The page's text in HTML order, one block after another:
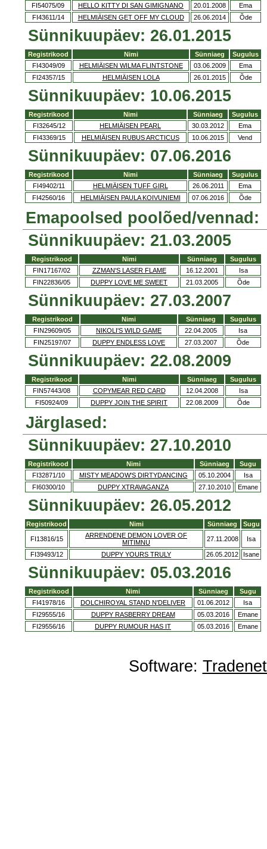
FI54075/09 HELLO KITTY DI SAN GIMIGNANO 20.01.2008
Ema
FI43611/14
HELMIÄISEN GET OFF MY CLOUD 26.06.2014 Õde
Sünnikuupäev: 26.01.2015
Registrikood Nimi Sünniaeg
Sugulus
FI43049/09
HELMIÄISEN WILMA FLINTSTONE 03.06.2009
Ema
FI24357/15
HELMIÄISEN LOLA 26.01.2015 Õde
Sünnikuupäev: 10.06.2015
Registrikood Nimi Sünniaeg
Sugulus
FI32645/12
HELMIÄISEN PEARL 30.03.2012
Ema
FI43369/15
HELMIÄISEN RUBUS ARCTICUS 10.06.2015 Vend
Sünnikuupäev: 07.06.2016
Registrikood Nimi Sünniaeg
Sugulus
FI49402/11
HELMIÄISEN TUFF GIRL 26.06.2011
Ema
FI42560/16
HELMIÄISEN PAULA KOIVUNIEMI 07.06.2016 Õde
Emapoolsed poolõed/vennad:
Sünnikuupäev: 21.03.2005
Registrikood Nimi Sünniaeg
Sugulus
FIN17167/02
ZZMAN'S LASER FLAME 16.12.2001
Isa
FIN22836/05
DUPPY LOVE ME SWEET 21.03.2005 Õde
Sünnikuupäev: 27.03.2007
Registrikood Nimi Sünniaeg
Sugulus
FIN29609/05
NIKOLI'S WILD GAME 22.04.2005
Isa
FIN25197/07
DUPPY ENDLESS LOVE 27.03.2007 Õde
Sünnikuupäev: 22.08.2009
Registrikood Nimi Sünniaeg
Sugulus
FIN57443/08
COPYMEAR RED CARD 12.04.2008
Isa
FI50924/09
DUPPY JOIN THE SPIRIT 22.08.2009 Õde
Järglased:
Sünnikuupäev: 27.10.2010
Registrikood Nimi Sünniaeg
Sugu
FI32871/10
MISTY MEADOW'S DIRTYDANCING 05.10.2004
Isa
FI60300/10
DUPPY XTRAVAGANZA 27.10.2010 Emane
Sünnikuupäev: 26.05.2012
Registrikood Nimi Sünniaeg Sugu
FI13816/15
ARRENDENE DEMON LOVER OF
MITIMNU
27.11.2008 Isa
FI39493/12 DUPPY YOURS TRULY 26.05.2012 Isane
Sünnikuupäev: 05.03.2016
Registrikood Nimi Sünniaeg
Sugu
FI41978/16
DOLCHIROYAL STAND N'DELIVER 01.06.2012
Isa
FI29555/16
DUPPY RASBERRY DREAM 05.03.2016
Emane
FI29556/16
DUPPY RUMOUR HAS IT 05.03.2016 Emane
Software: